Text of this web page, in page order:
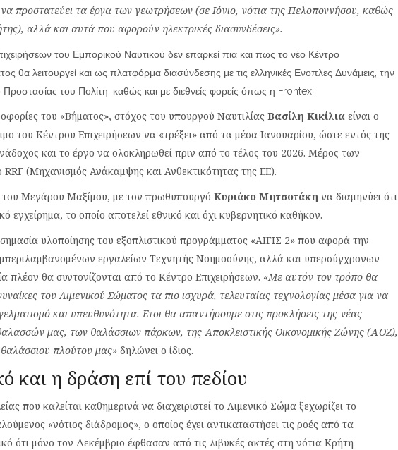
προστατεύει τα έργα των γεωτρήσεων (σε Ιόνιο, νότια της Πελοποννήσου, καθώς
αλλά και αυτά που αφορούν ηλεκτρικές διασυνδέσεις».
του Εμπορικού Ναυτικού δεν επαρκεί πια και πως το νέο Κέντρο
θα λειτουργεί και ως πλατφόρμα διασύνδεσης με τις ελληνικές Ενοπλες Δυνάμεις, την
του Πολίτη, καθώς και με διεθνείς φορείς όπως η Frontex.
του «Βήματος», στόχος του υπουργού Ναυτιλίας Βασίλη Κικίλια είναι ο
του Κέντρου Επιχειρήσεων να «τρέξει» από τα μέσα Ιανουαρίου, ώστε εντός της
και το έργο να ολοκληρωθεί πριν από το τέλος του 2026. Μέρος των
(Μηχανισμός Ανάκαμψης και Ανθεκτικότητας της ΕΕ).
του Μεγάρου Μαξίμου, με τον πρωθυπουργό Κυριάκο Μητσοτάκηνα διαμηνύει ότι
εγχείρημα, το οποίο αποτελεί εθνικό και όχι κυβερνητικό καθήκον.
σημασία υλοποίησης του εξοπλιστικού προγράμματος «ΑΙΓΙΣ 2» που αφορά την
εργαλείων Τεχνητής Νοημοσύνης, αλλά και υπερσύγχρονων
πλέον θα συντονίζονται από το Κέντρο Επιχειρήσεων. «Με αυτόν τον τρόπο θα
του Λιμενικού Σώματος τα πιο ισχυρά, τελευταίας τεχνολογίας μέσα για να
και υπευθυνότητα. Ετσι θα απαντήσουμε στις προκλήσεις της νέας
μας, των θαλάσσιων πάρκων, της Αποκλειστικής Οικονομικής Ζώνης (ΑΟΖ),
πλούτου μας» δηλώνει ο ίδιος.
και η δράση επί του πεδίου
που καλείται καθημερινά να διαχειριστεί το Λιμενικό Σώμα ξεχωρίζει το
«νότιος διάδρομος», ο οποίος έχει αντικαταστήσει τις ροές από τα
ότι μόνο τον Δεκέμβριο έφθασαν από τις λιβυκές ακτές στη νότια Κρήτη